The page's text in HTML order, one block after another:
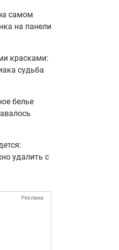
самом
на панели
красками:
судьба
белье
удалить с
Реклама